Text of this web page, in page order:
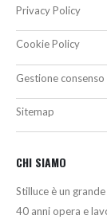
Privacy Policy
Cookie Policy
Gestione
Sitemap
CHI SIAMO
Stilluce è un
40 anni opera e